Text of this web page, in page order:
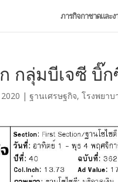
ภารกิจกาชาดและ
กลุ่มบีเจซี บิ๊
|ฐานเศรษฐกิจ,โรงพยาบ